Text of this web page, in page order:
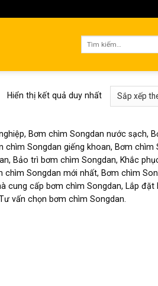
Hiển thị kết quả duy nhất
Bơm chìm Songdan nước sạch,
Songdan giếng khoan, Bơm chìm
Bảo trì bơm chìm Songdan, Khắc
Songdan mới nhất, Bơm chìm
cung cấp bơm chìm Songdan, Lắp đặt
vấn chọn bơm chìm Songdan.